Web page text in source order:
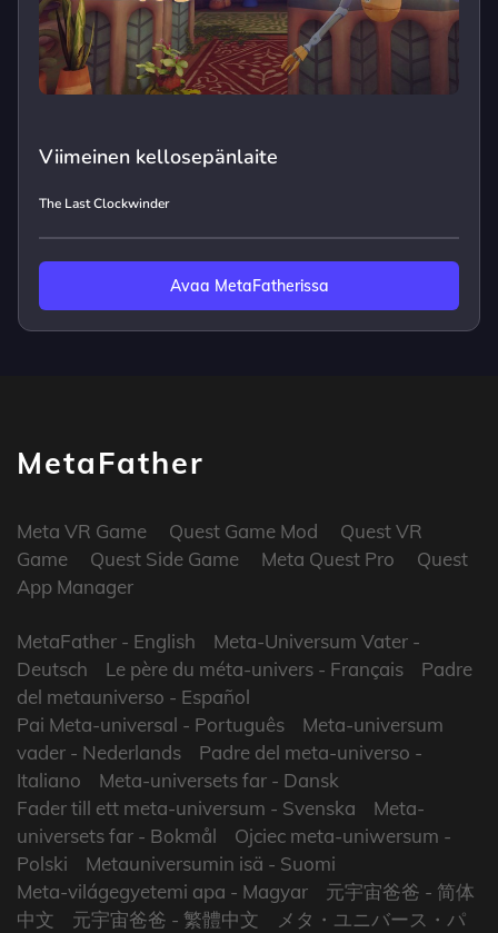
Viimeinen kellosepänlaite
The Last Clockwinder
Avaa MetaFatherissa
MetaFather
Meta VR Game Quest Game Mod
Quest VR
Game
Quest Side Game Meta Quest Pro
Quest
App Manager
MetaFather - English Meta-Universum Vater -
Deutsch
Le père du méta-univers - Français
Padre
del metauniverso - Español
Pai Meta-universal - Português
Meta-universum
vader - Nederlands Padre del meta-universo -
Italiano
Meta-universets far - Dansk
Fader till ett meta-universum - Svenska
Meta-
universets far - Bokmål Ojciec meta-uniwersum -
Polski
Metauniversumin isä - Suomi
Meta-világegyetemi apa - Magyar 元宇宙爸爸 - 简体
中文
元宇宙爸爸 - 繁體中文
メタ・ユニバース・パ